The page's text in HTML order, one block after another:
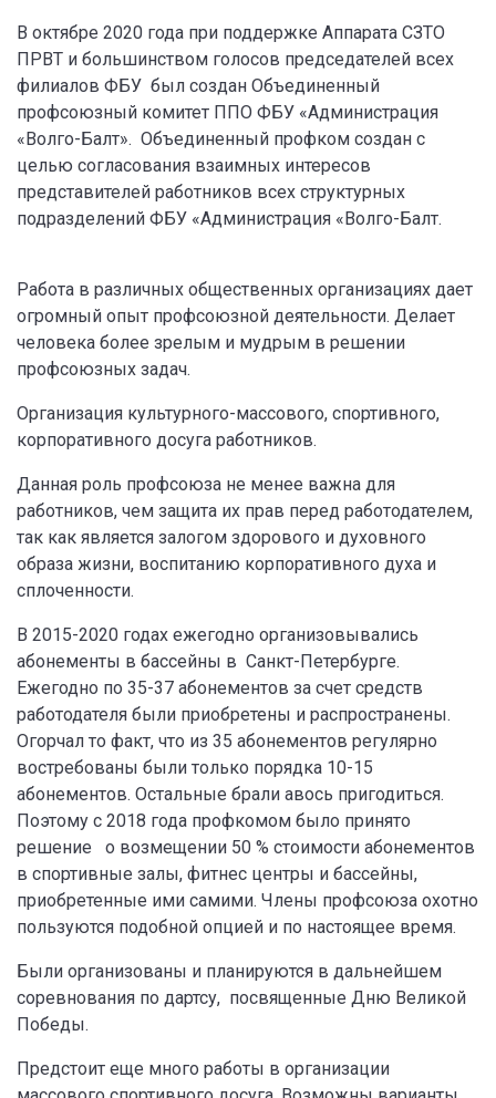
В октябре 2020 года при поддержке Аппарата СЗТО
ПРВТ и большинством голосов председателей всех
филиалов ФБУ был создан Объединенный
профсоюзный комитет ППО ФБУ «Администрация
«Волго-Балт». Объединенный профком создан с
целью согласования взаимных интересов
представителей работников всех структурных
подразделений ФБУ «Администрация «Волго-Балт.
Работа в различных общественных организациях дает
огромный опыт профсоюзной деятельности. Делает
человека более зрелым и мудрым в решении
профсоюзных задач.
Организация культурного-массового, спортивного,
корпоративного досуга работников.
Данная роль профсоюза не менее важна для
работников, чем защита их прав перед работодателем,
так как является залогом здорового и духовного
образа жизни, воспитанию корпоративного духа и
сплоченности.
В 2015-2020 годах ежегодно организовывались
абонементы в бассейны в Санкт-Петербурге.
Ежегодно по 35-37 абонементов за счет средств
работодателя были приобретены и распространены.
Огорчал то факт, что из 35 абонементов регулярно
востребованы были только порядка 10-15
абонементов. Остальные брали авось пригодиться.
Поэтому с 2018 года профкомом было принято
решение о возмещении 50 % стоимости абонементов
в спортивные залы, фитнес центры и бассейны,
приобретенные ими самими. Члены профсоюза охотно
пользуются подобной опцией и по настоящее время.
Были организованы и планируются в дальнейшем
соревнования по дартсу, посвященные Дню Великой
Победы.
Предстоит еще много работы в организации